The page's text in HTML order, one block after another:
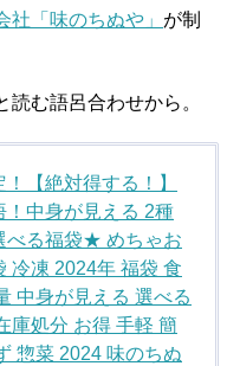
社「味のちぬや」 が制
む語呂合わせから。
【絶対得する！】
！中身が見える 2種
べる福袋★ めちゃお
冷凍 2024年 福袋 食
中身が見える 選べる
庫処分 お得 手軽 簡
惣菜 2024 味のちぬ